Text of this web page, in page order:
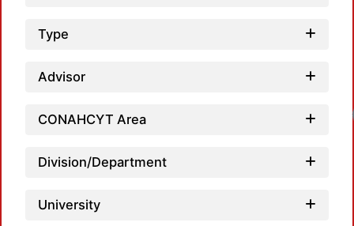
Type
Advisor
CONAHCYT Area
Division/Department
University